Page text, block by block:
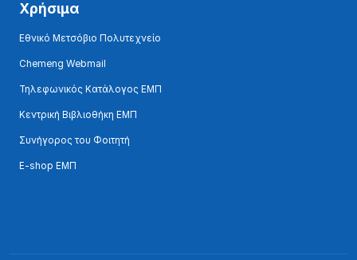
Χρήσιμα
Εθνικό Μετσόβιο Πολυτεχνείο
Chemeng Webmail
Τηλεφωνικός Κατάλογος ΕΜΠ
Κεντρική Βιβλιοθήκη ΕΜΠ
Συνήγορος του Φοιτητή
E-shop ΕΜΠ